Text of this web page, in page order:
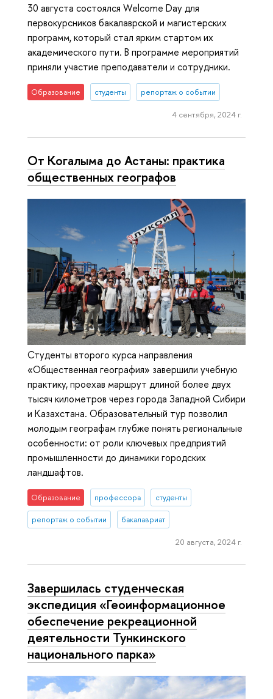
30 августа состоялся Welcome Day для
первокурсников бакалаврской и магистерских
программ, который стал ярким стартом их
академического пути. В программе мероприятий
приняли участие преподаватели и сотрудники.
Образование студенты репортаж о событии
4 сентября, 2024 г.
От Когалыма до Астаны: практика
общественных географов
Студенты второго курса направления
«Общественная география» завершили учебную
практику, проехав маршрут длиной более двух
тысяч километров через города Западной Сибири
и Казахстана. Образовательный тур позволил
молодым географам глубже понять региональные
особенности: от роли ключевых предприятий
промышленности до динамики городских
ландшафтов.
Образование профессора студенты
репортаж о событии бакалавриат
20 августа, 2024 г.
Завершилась студенческая
экспедиция «Геоинформационное
обеспечение рекреационной
деятельности Тункинского
национального парка»